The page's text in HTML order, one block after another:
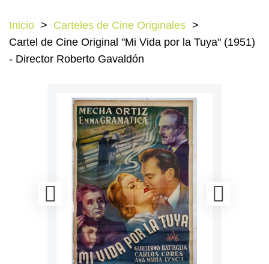
Inicio
Carteles de Cine Originales
Cartel de Cine Original "Mi Vida por la Tuya" (1951)
- Director Roberto Gavaldón